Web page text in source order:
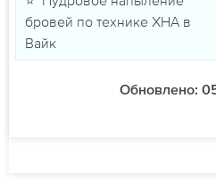
бровей по технике ХНА в
Вайк
Обновлено: